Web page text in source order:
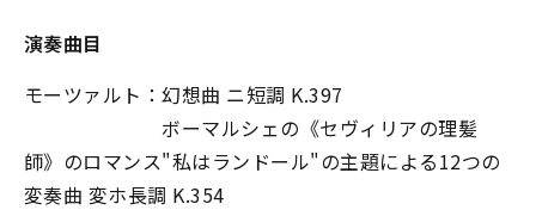
演奏曲目
モーツァルト：幻想曲 ニ短調 K.397
ボーマルシェの《セヴィリアの理髪
師》のロマンス"私はランドール"の主題による12つの
変奏曲 変ホ長調 K.354